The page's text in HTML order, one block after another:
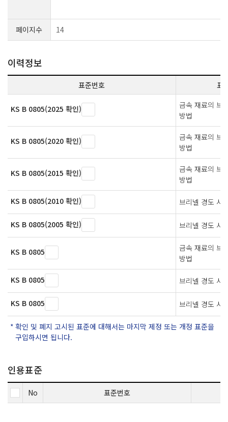
페이지수 14
이력정보
표준번호 표
KS B 0805(2025 확인)
금속 재료의 브
방법
KS B 0805(2020 확인)
금속 재료의 브
방법
KS B 0805(2015 확인)
금속 재료의 브
방법
KS B 0805(2010 확인) 브리넬 경도 시
KS B 0805(2005 확인) 브리넬 경도 시
KS B 0805
금속 재료의 브
방법
KS B 0805 브리넬 경도 시
KS B 0805 브리넬 경도 시
확인 및 폐지 고시된 표준에 대해서는 마지막 제정 또는 개정 표준을
구입하시면 됩니다.
인용표준
No 표준번호